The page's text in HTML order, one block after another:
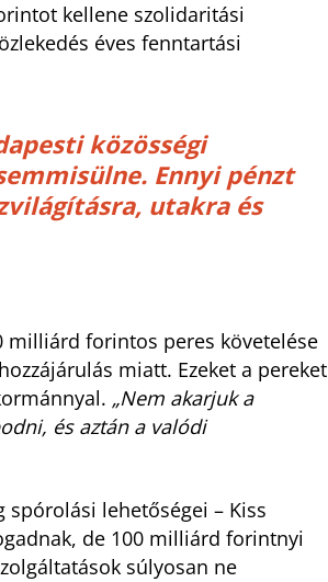
kellene szolidaritási
éves fenntartási
közösségi
Ennyi pénzt
utakra és
milliárd forintos peres követelése
miatt. Ezeket a pereket
„Nem akarjuk a
és aztán a valódi
lehetőségei – Kiss
de 100 milliárd forintnyi
súlyosan ne